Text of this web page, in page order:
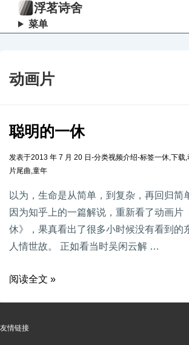
浮茗诗舍
菜单
动画片
聪明的一休
发表于2013 年 7 月 20 日 -分类视频介绍-标签一休,下载,
片尾曲,童年
以为，生命是从简单，到复杂，再回归简
因为知乎上的一篇解说，重新看了动画片
休》，果真看出了很多小时候没有看到
人情世故。 正如看当时吴闲云解 …
阅读全文 »
友情链接